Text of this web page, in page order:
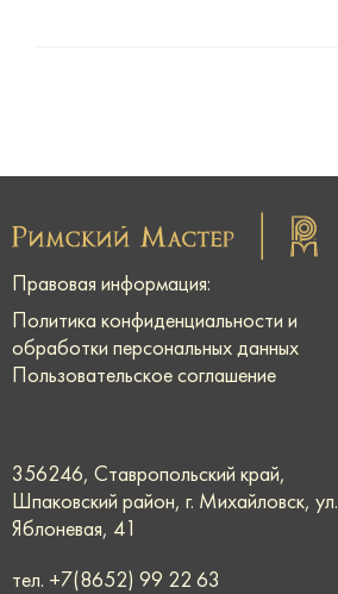
Правовая информация:
Политика конфиденциальности и
обработки персональных данных
Пользовательское соглашение
356246, Ставропольский край,
Шпаковский район, г. Михайловск, ул.
Яблоневая, 41
тел. +7(8652) 99 22 63